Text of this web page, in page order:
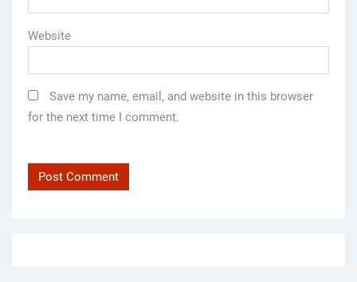
Website
Save my name, email, and website in this browser
for the next time I comment.